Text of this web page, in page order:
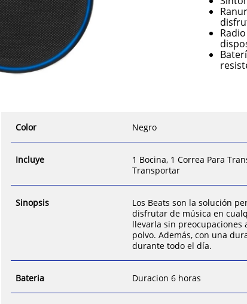
Color Negro
Incluye
1 Bocina, 1 Correa Para
Transportar
Sinopsis
Los Beats son la solución
disfrutar de música en
llevarla sin preocupaciones
polvo. Además, con una
durante todo el día.
Bateria Duracion 6 horas